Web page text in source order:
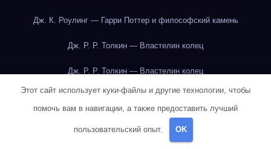
Дж. К. Роулинг — Гарри Поттер и философский камень
Дж. Р. Р. Толкин — Властелин колец
Дж. Р. Р. Толкин — Властелин колец
Дж. Р. Р. Толкин — Властелин колец
Дж. Р. Р. Толкин — Властелин колец
Этот сайт использует куки-файлы и другие технологии, чтобы
помочь вам в навигации, а также предоставить лучший
пользовательский опыт. OK